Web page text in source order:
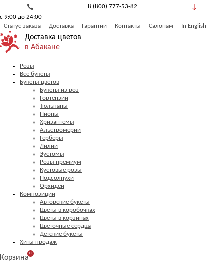
8 (800) 777-53-82
с 9:00 до 24:00
Статус заказа
Доставка Гарантии Контакты Салонам In English
Доставка цветов
в Абакане
Розы
Все букеты
Букеты цветов
Букеты из роз
Гортензии
Тюльпаны
Пионы
Хризантемы
Альстромерии
Герберы
Лилии
Эустомы
Розы премиум
Кустовые розы
Подсолнухи
Орхидеи
Композиции
Авторские букеты
Цветы в коробочках
Цветы в корзинах
Цветочные сердца
Детские букеты
Хиты продаж
Корзина
0